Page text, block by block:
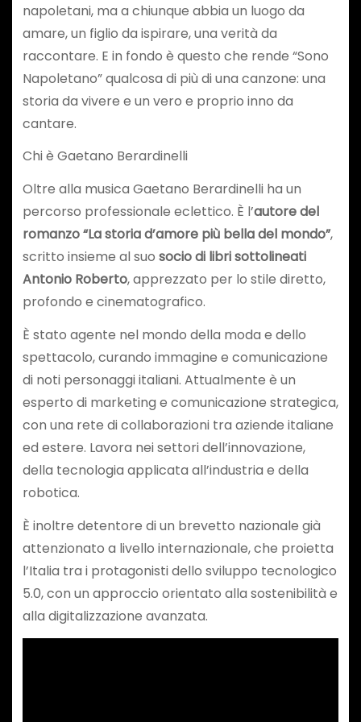
napoletani, ma a chiunque abbia un luogo da
amare, un figlio da ispirare, una verità da
raccontare. E in fondo è questo che rende “Sono
Napoletano” qualcosa di più di una canzone: una
storia da vivere e un vero e proprio inno da
cantare.
Chi è Gaetano Berardinelli
Oltre alla musica Gaetano Berardinelli ha un
percorso professionale eclettico. È l’autore del
romanzo “La storia d’amore più bella del mondo”,
scritto insieme al suo socio di libri sottolineati
Antonio Roberto, apprezzato per lo stile diretto,
profondo e cinematografico.
È stato agente nel mondo della moda e dello
spettacolo, curando immagine e comunicazione
di noti personaggi italiani. Attualmente è un
esperto di marketing e comunicazione strategica,
con una rete di collaborazioni tra aziende italiane
ed estere. Lavora nei settori dell’innovazione,
della tecnologia applicata all’industria e della
robotica.
È inoltre detentore di un brevetto nazionale già
attenzionato a livello internazionale, che proietta
l’Italia tra i protagonisti dello sviluppo tecnologico
5.0, con un approccio orientato alla sostenibilità e
alla digitalizzazione avanzata.